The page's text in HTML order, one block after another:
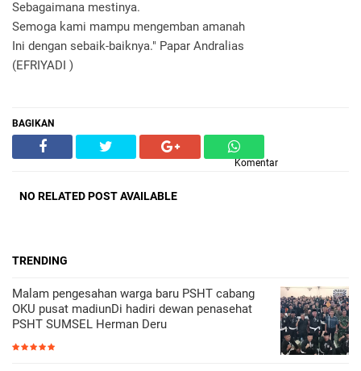
Sebagaimana mestinya.
Semoga kami mampu mengemban amanah
Ini dengan sebaik-baiknya." Papar Andralias
(EFRIYADI )
BAGIKAN
Komentar
NO RELATED POST AVAILABLE
TRENDING
Malam pengesahan warga baru PSHT cabang
OKU pusat madiunDi hadiri dewan penasehat
PSHT SUMSEL Herman Deru